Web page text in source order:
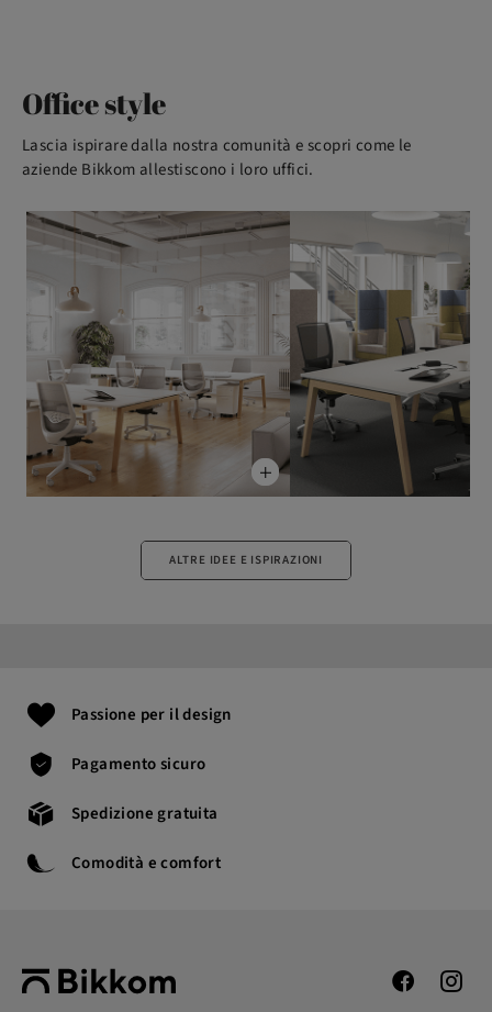
Office style
Lascia ispirare dalla nostra comunità e scopri come le
aziende Bikkom allestiscono i loro uffici.
ALTRE IDEE E ISPIRAZIONI
Passione per il design
Pagamento sicuro
Spedizione gratuita
Comodità e comfort